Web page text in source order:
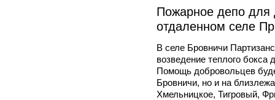
Пожарное депо для
отдаленном селе
В селе Бровничи
возведение теплого
Помощь добровольцев
Бровничи, но и на
Хмельницкое, Тигровый,